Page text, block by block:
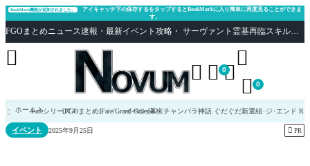
BookMark機能が追加されました。
アイキャッチ下の保存するをタップするとBookMarkに入り簡単に再度見ることができま
す。
FGOまとめニュース速報・最新イベント攻略・ サーヴァント霊基再臨スキル性能評価まとめ Fate/Grand Order
  0

 0

 ホームFateシリーズ[FGOまとめ]Fate/Grand Order
イベント幕末チャンバラ神話 ぐだぐだ新選組･ジ･エンド
イベント 2025年9月25日  PR